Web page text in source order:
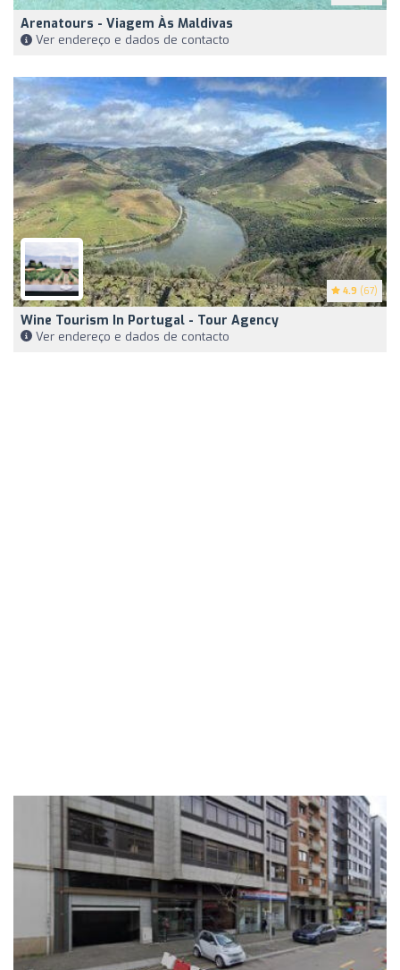
Arenatours - Viagem Às Maldivas
Ver endereço e dados de contacto
4.9 (67)
Wine Tourism In Portugal - Tour Agency
Ver endereço e dados de contacto